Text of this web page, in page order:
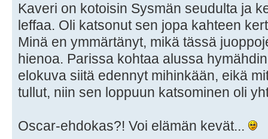
Kaveri on kotoisin Sysmän seudulta ja
leffaa. Oli katsonut sen jopa kahteen
Minä en ymmärtänyt, mikä tässä
hienoa. Parissa kohtaa alussa
elokuva siitä edennyt mihinkään, eikä
tullut, niin sen loppuun katsominen oli
Oscar-ehdokas?! Voi elämän kevät...